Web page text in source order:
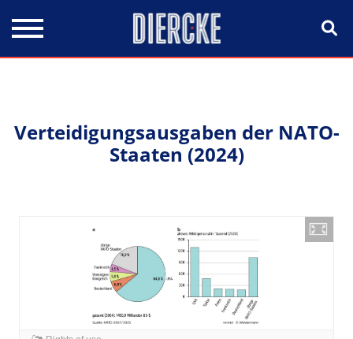
Verteidigungsausgaben der NATO-
Staaten (2024)